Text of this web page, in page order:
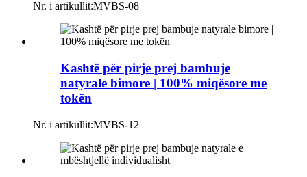
Nr. i artikullit:MVBS-08
Kashtë për pirje prej bambuje
natyrale bimore | 100% miqësore me
tokën
Nr. i artikullit:MVBS-12